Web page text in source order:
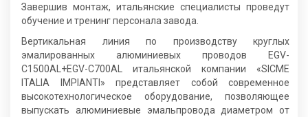
Завершив монтаж, итальянские специалисты проведут
обучение и тренинг персонала завода.
Вертикальная линия по производству круглых
эмалированных алюминиевых проводов EGV-
C1500AL+EGV-C700AL итальянской компании «SICME
ITALIA IMPIANTI» представляет собой современное
высокотехнологическое оборудование, позволяющее
выпускать алюминиевые эмальпровода диаметром от